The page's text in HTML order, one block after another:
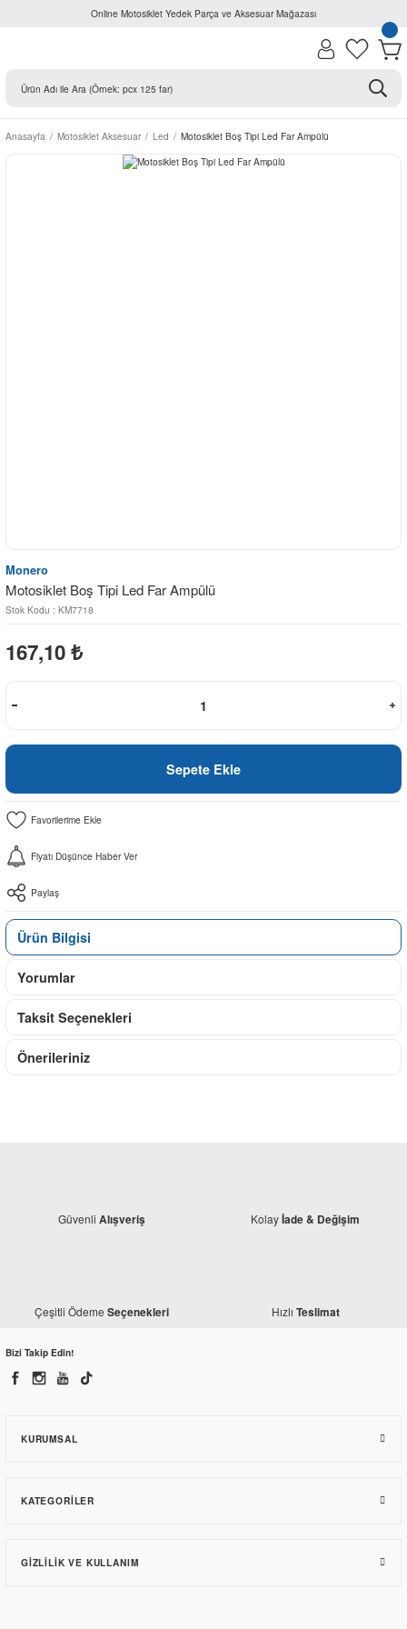
Online Motosiklet Yedek Parça ve Aksesuar Mağazası
Anasayfa Motosiklet Aksesuar Led Motosiklet Boş Tipi Led Far Ampülü
Monero
Motosiklet Boş Tipi Led Far Ampülü
Stok Kodu : KM7718
167,10 ₺
Sepete Ekle
Fiyatı Düşünce Haber Ver
Paylaş
Ürün Bilgisi
Yorumlar
Taksit Seçenekleri
Önerileriniz
Güvenli Alışveriş Kolayİade & Değişim
Çeşitli Ödeme Seçenekleri Hızlı Teslimat
Bizi Takip Edin!
KURUMSAL
KATEGORILER
GIZLILIK VE KULLANIM